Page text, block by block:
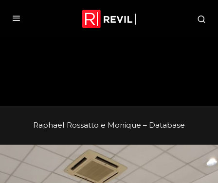
Raphael Rossatto e Monique – Database